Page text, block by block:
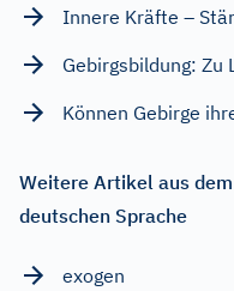
Innere Kräfte –
Gebirgsbildung: Zu
Können Gebirge
Weitere Artikel aus
deutschen Sprache
exogen